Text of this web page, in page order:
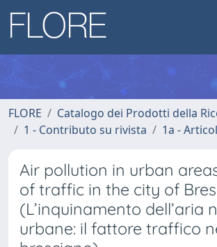
FLORE
Catalogo dei Prodotti della
1 - Contributo su rivista
1a -
Air pollution in urban
of traffic in the city of
(L’inquinamento dell’aria
urbane: il fattore traffico